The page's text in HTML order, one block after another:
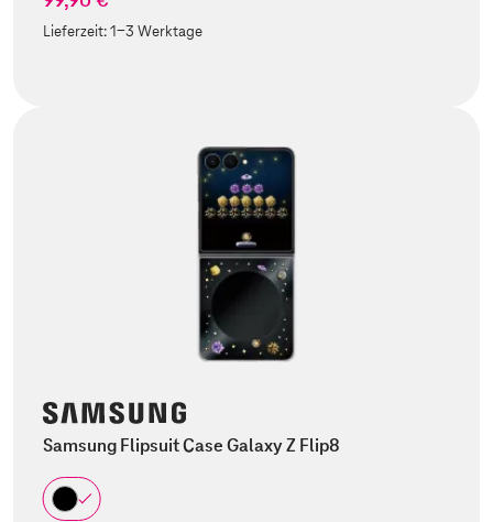
Lieferzeit:1-3 Werktage
Samsung Flipsuit Case Galaxy Z Flip8